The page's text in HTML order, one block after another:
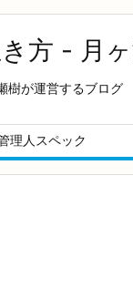
方 - 月
樹が運営するブログ
理人スペック